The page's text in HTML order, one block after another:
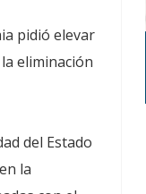
pidió elevar
eliminación
del Estado
la